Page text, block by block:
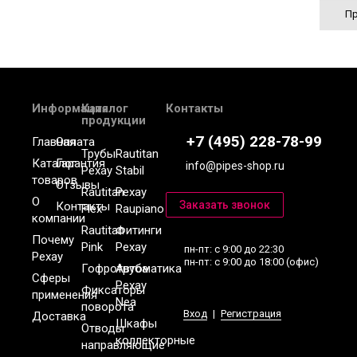
Контакты
+7 (495) 228-78-99
info@pipes-shop.ru
пн-пт: с 9:00 до 22:30
пн-пт: с 9:00 до 18:00 (офис)
Вход | Регистрация
Информация
Главная
Каталог
товаров
О
компании
Почему
Рехау
Сферы
применения
Доставка
Оплата
Гарантия
Отзывы
Контакты
Каталог
продукции
Трубы
Рехау
Rautitan
Flex
Rautitan
Pink
Гофротруба
Фиксаторы
поворота
Отводы
направляющие
Rautitan
Stabil
Рехау
Raupiano
Фитинги
Рехау
Автоматика
Рехау
Nea
Шкафы
коллекторные